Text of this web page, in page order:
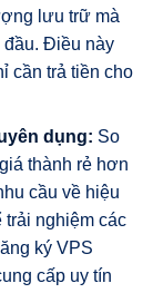
lưu trữ mà
đầu. Điều này
cần trả tiền cho
dụng: So
thành rẻ hơn
cầu về hiệu
trải nghiệm các
ký VPS
cấp uy tín